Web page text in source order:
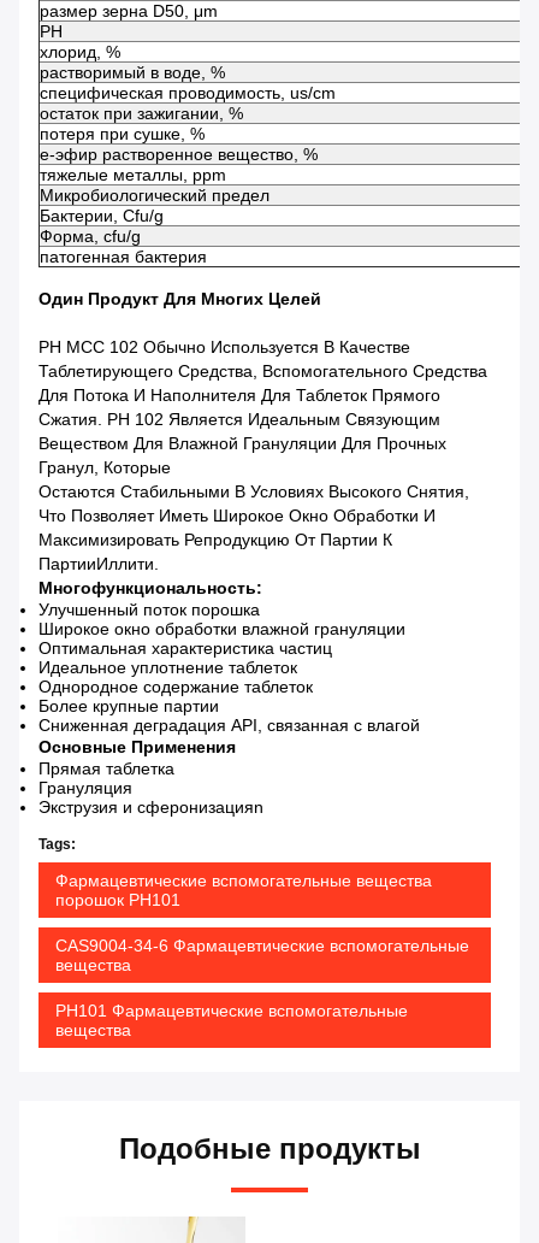
размер зерна D50, μm
PH
хлорид, %
растворимый в воде, %
специфическая проводимость, us/cm
остаток при зажигании, %
потеря при сушке, %
е-эфир растворенное вещество, %
тяжелые металлы, ppm
Микробиологический предел
Бактерии, Cfu/g
Форма, cfu/g
патогенная бактерия
Один Продукт Для Многих Целей
PH MCC 102 Обычно Используется В Качестве
Таблетирующего Средства, Вспомогательного Средства
Для Потока И Наполнителя Для Таблеток Прямого
Сжатия. PH 102 Является Идеальным Связующим
Веществом Для Влажной Грануляции Для Прочных
Гранул, Которые
Остаются Стабильными В Условиях Высокого Снятия,
Что Позволяет Иметь Широкое Окно Обработки И
Максимизировать Репродукцию От Партии К
ПартииИллити.
Многофункциональность:
Улучшенный поток порошка
Широкое окно обработки влажной грануляции
Оптимальная характеристика частиц
Идеальное уплотнение таблеток
Однородное содержание таблеток
Более крупные партии
Сниженная деградация API, связанная с влагой
Основные Применения
Прямая таблетка
Грануляция
Экструзия и сферонизацияn
Tags:
Фармацевтические вспомогательные вещества
порошок PH101
CAS9004-34-6 Фармацевтические вспомогательные
вещества
PH101 Фармацевтические вспомогательные
вещества
Подобные продукты